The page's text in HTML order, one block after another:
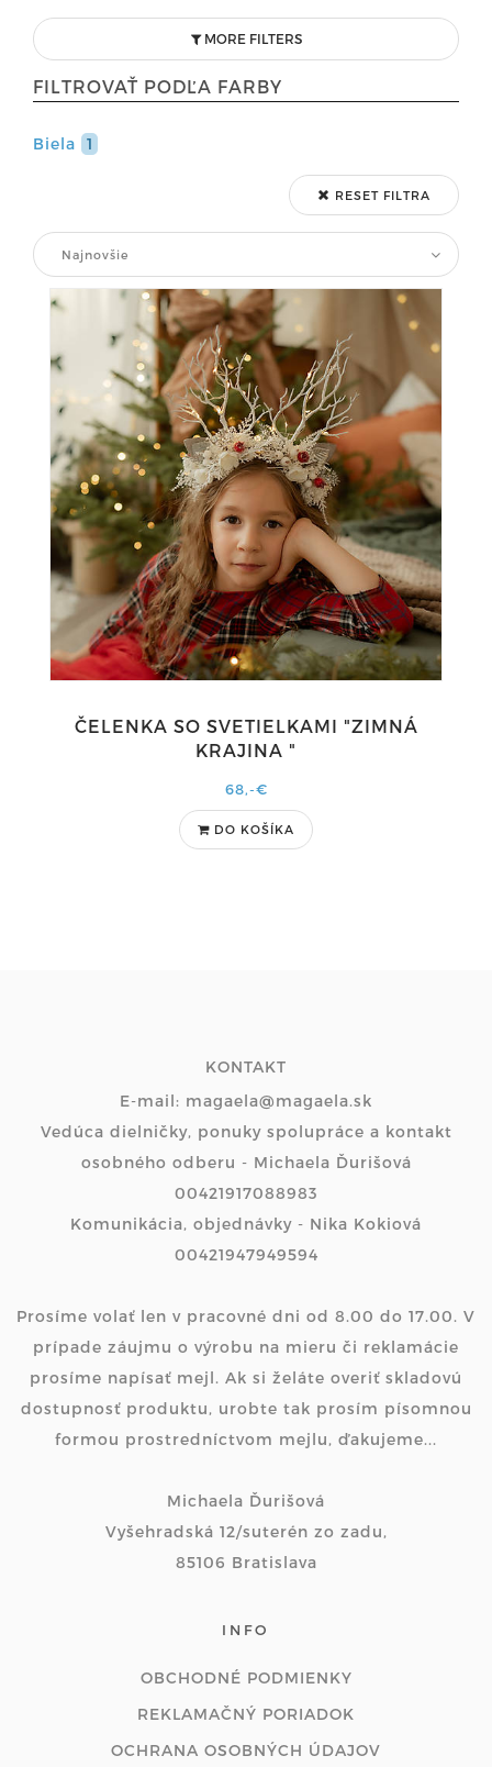
MORE FILTERS
FILTROVAŤ PODĽA FARBY
Biela 1
RESET FILTRA
Najnovšie
ČELENKA SO SVETIELKAMI "ZIMNÁ
KRAJINA "
68,-€
DO KOŠÍKA
KONTAKT
E-mail: magaela@magaela.sk
Vedúca dielničky, ponuky spolupráce a kontakt
osobného odberu - Michaela Ďurišová
00421917088983
Komunikácia, objednávky - Nika Kokiová
00421947949594
Prosíme volať len v pracovné dni od 8.00 do 17.00. V
prípade záujmu o výrobu na mieru či reklamácie
prosíme napísať mejl. Ak si želáte overiť skladovú
dostupnosť produktu, urobte tak prosím písomnou
formou prostredníctvom mejlu, ďakujeme...
Michaela Ďurišová
Vyšehradská 12/suterén zo zadu,
85106 Bratislava
INFO
OBCHODNÉ PODMIENKY
REKLAMAČNÝ PORIADOK
OCHRANA OSOBNÝCH ÚDAJOV